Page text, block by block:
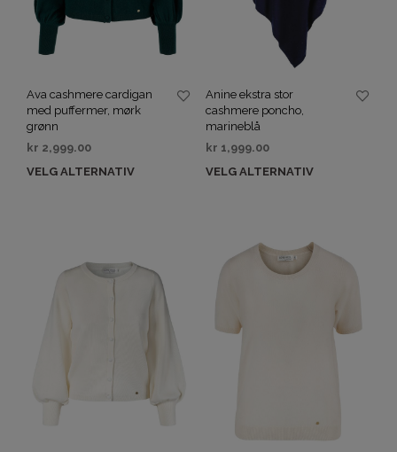
Ava cashmere cardigan
med puffermer, mørk
grønn
kr 2,999.00
VELG ALTERNATIV
Anine ekstra stor
cashmere poncho,
marineblå
kr 1,999.00
VELG ALTERNATIV